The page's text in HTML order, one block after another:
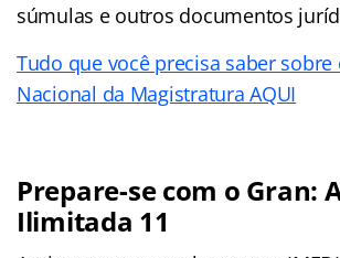
súmulas e outros documentos
Tudo que você precisa saber sobre
Nacional da Magistratura AQUI
Prepare-se com o Gran:
Ilimitada 11